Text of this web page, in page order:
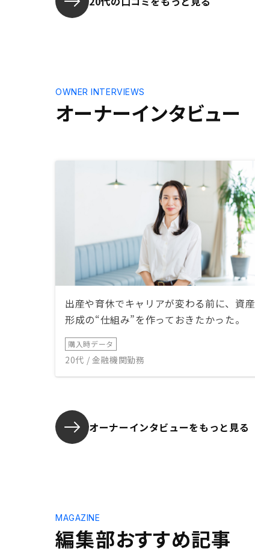
オーナーインタビュー
OWNER INTERVIEWS
出産や育休でキャリアが変わる前に、資産
形成の“仕組み”を作っておきたかった。
購入時データ
20代 / 金融機関勤務
オーナーインタビューをもっと見る
編集部おすすめ記事
MAGAZINE